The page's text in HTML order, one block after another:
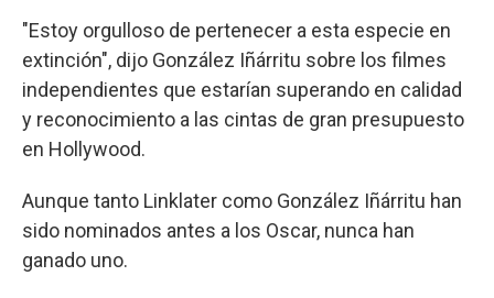
"Estoy orgulloso de pertenecer a esta especie en
extinción", dijo González Iñárritu sobre los filmes
independientes que estarían superando en calidad
y reconocimiento a las cintas de gran presupuesto
en Hollywood.
Aunque tanto Linklater como González Iñárritu han
sido nominados antes a los Oscar, nunca han
ganado uno.